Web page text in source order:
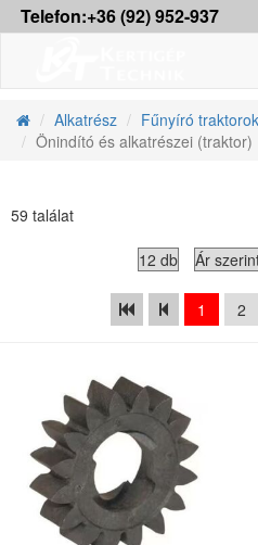
Telefon:+36 (92) 952-937
Alkatrész
Fűnyíró
Önindító és alkatrészei (traktor)
59 találat
1 2